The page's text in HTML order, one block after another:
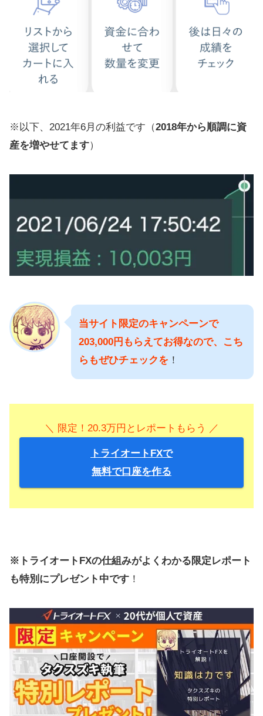
※以下、2021年6月の利益です（2018年から順調に資
産を増やせてます）
当サイト限定のキャンペーンで
203,000円もらえてお得なので、こち
らもぜひチェックを ！
＼ 限定！20.3万円とレポートもらう ／
トライオートFXで
無料で口座を作る
※トライオートFXの仕組みがよくわかる限定レポート
も特別にプレゼント中です ！